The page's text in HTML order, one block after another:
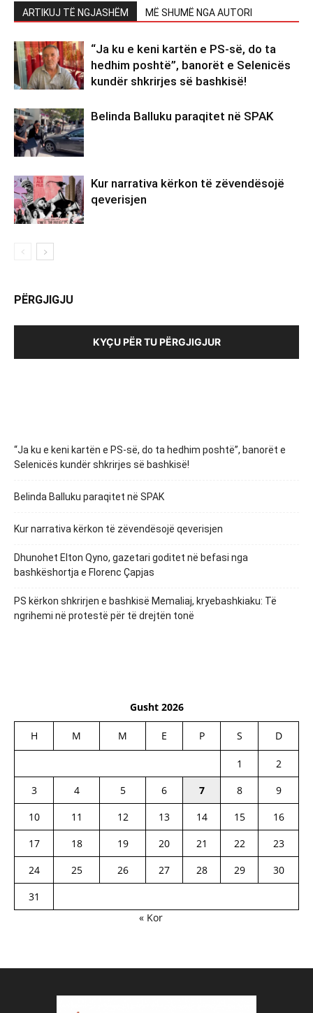
ARTIKUJ TË NGJASHËM MË SHUMË NGA AUTORI
“Ja ku e keni kartën e PS-së, do ta
hedhim poshtë”, banorët e Selenicës
kundër shkrirjes së bashkisë!
Belinda Balluku paraqitet në SPAK
Kur narrativa kërkon të zëvendësojë
qeverisjen
PËRGJIGJU
KYÇU PËR TU PËRGJIGJUR
“Ja ku e keni kartën e PS-së, do ta hedhim poshtë”, banorët e
Selenicës kundër shkrirjes së bashkisë!
Belinda Balluku paraqitet në SPAK
Kur narrativa kërkon të zëvendësojë qeverisjen
Dhunohet Elton Qyno, gazetari goditet në befasi nga
bashkëshortja e Florenc Çapjas
PS kërkon shkrirjen e bashkisë Memaliaj, kryebashkiaku: Të
ngrihemi në protestë për të drejtën tonë
Gusht 2026
H M M E P S D
1
2
3
4 5 6 7 8
9
10
11 12 13 14 15
16
17
18 19 20 21 22
23
24
25 26 27 28 29
30
31
« Kor